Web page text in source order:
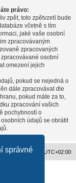
správné
právo:
zpět, toto zpětvzetí bude
včetně s tím
jaké vaše osobní
zpracovávaným
zpracovaných
osobní
omezení jejich
pokud se nejedná o
dále zpracovávat dle
pokud máte za to,
zpracování vašich
pochybností o
údajů se obrátit
časy jsou v UTC+02:00